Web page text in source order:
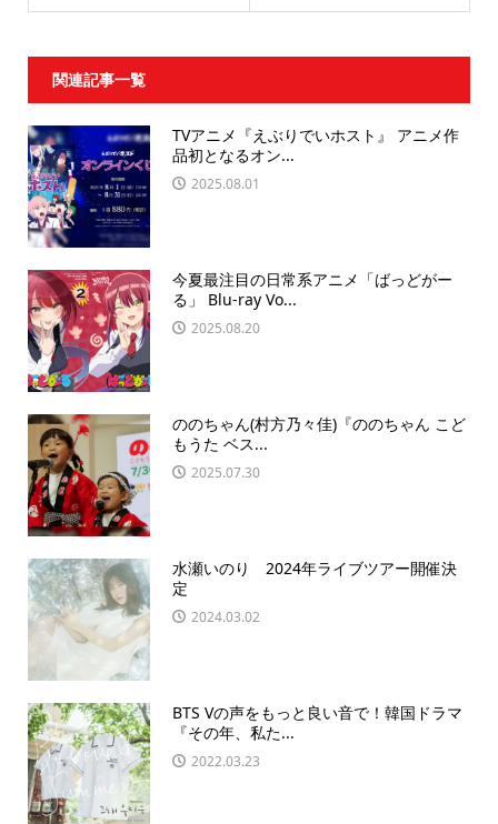
関連記事一覧
TVアニメ『えぶりでいホスト』 アニメ作
品初となるオン...
2025.08.01
今夏最注目の日常系アニメ「ばっどがー
る」 Blu-ray Vo...
2025.08.20
ののちゃん(村方乃々佳)『ののちゃん こど
もうた ベス...
2025.07.30
水瀬いのり 2024年ライブツアー開催決
定
2024.03.02
BTS Vの声をもっと良い音で！韓国ドラマ
『その年、私た...
2022.03.23